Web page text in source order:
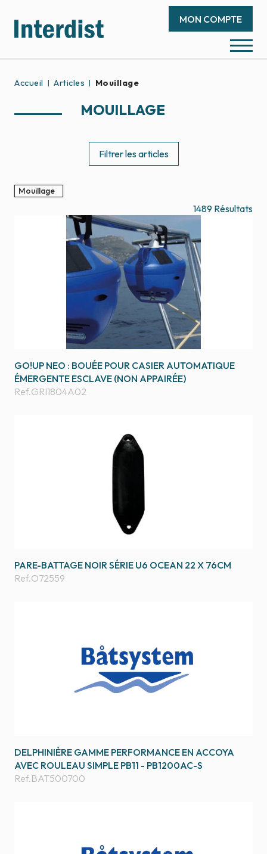
MON COMPTE
Accueil Articles Mouillage
MOUILLAGE
Filtrer les articles
Mouillage
1489 Résultats
GO!UP NEO : BOUÉE POUR CASIER AUTOMATIQUE
ÉMERGENTE ESCLAVE (NON APPAIRÉE)
Ref.GRI1804A02
PARE-BATTAGE NOIR SÉRIE U6 OCEAN 22 X 76CM
Ref.O72559
DELPHINIÈRE GAMME PERFORMANCE EN ACCOYA
AVEC ROULEAU SIMPLE PB11 - PB1200AC-S
Ref.BAT500700